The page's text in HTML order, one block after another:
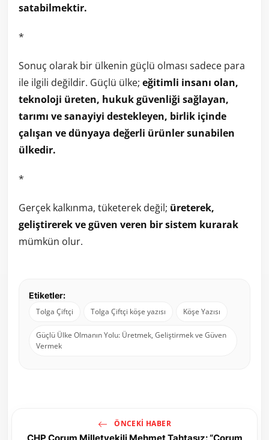
satabilmektir.
*
Sonuç olarak bir ülkenin güçlü olması sadece para
ile ilgili değildir. Güçlü ülke; eğitimli insanı olan,
teknoloji üreten, hukuk güvenliği sağlayan,
tarımı ve sanayiyi destekleyen, birlik içinde
çalışan ve dünyaya değerli ürünler sunabilen
ülkedir.
*
Gerçek kalkınma, tüketerek değil; üreterek,
geliştirerek ve güven veren bir sistem kurarak
mümkün olur.
Etiketler:
Tolga Çiftçi
Tolga Çiftçi köşe yazısı Köşe Yazısı
Güçlü Ülke Olmanın Yolu: Üretmek, Geliştirmek ve Güven
Vermek
ÖNCEKI HABER